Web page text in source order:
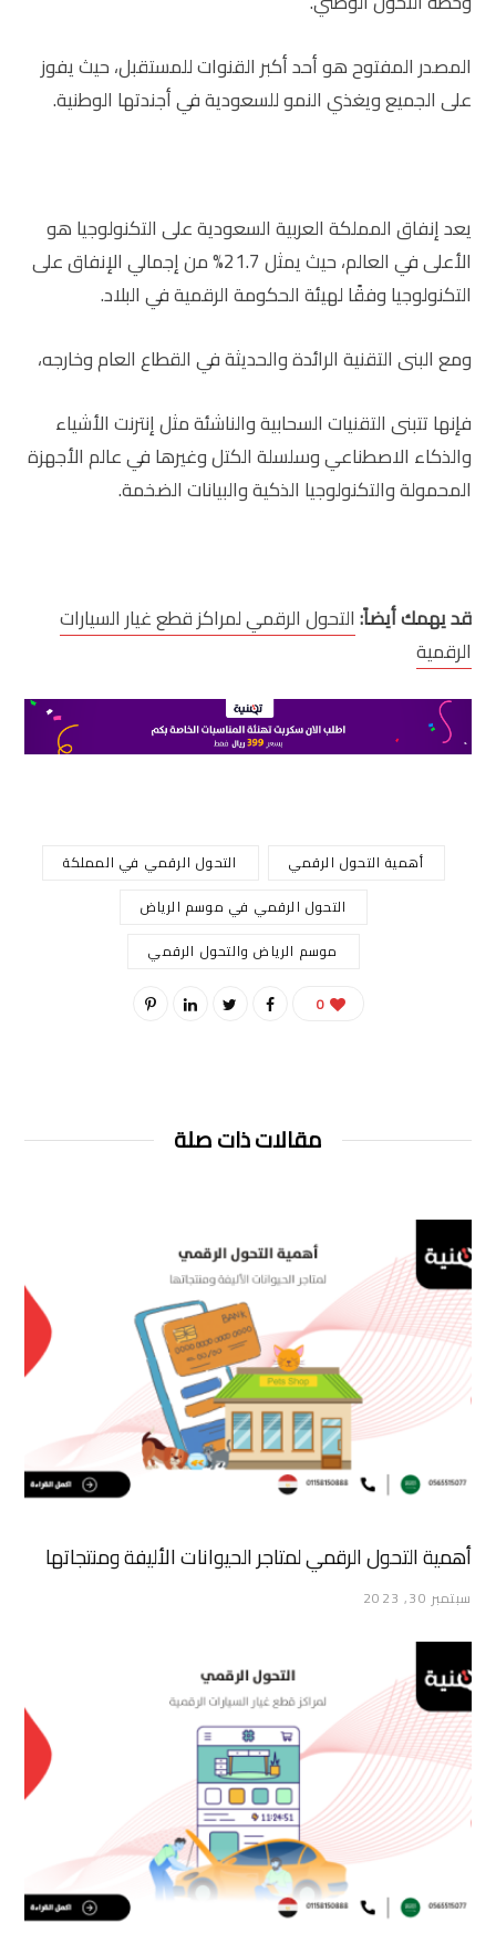
المصدر المفتوح هو أحد أكبر القنوات للمستقبل، حيث يفوز
على الجميع ويغذي النمو للسعودية في أجندتها الوطنية.
يعد إنفاق المملكة العربية السعودية على التكنولوجيا هو
الأعلى في العالم، حيث يمثل 21.7% من إجمالي الإنفاق على
التكنولوجيا وفقًا لهيئة الحكومة الرقمية في البلاد.
ومع البنى التقنية الرائدة والحديثة في القطاع العام وخارجه،
فإنها تتبنى التقنيات السحابية والناشئة مثل إنترنت الأشياء
والذكاء الاصطناعي وسلسلة الكتل وغيرها في عالم الأجهزة
المحمولة والتكنولوجيا الذكية والبيانات الضخمة.
قد يهمك أيضاً:التحول الرقمي لمراكز قطع غيار السيارات
الرقمية
أهمية التحول الرقمي
التحول الرقمي في المملكة
التحول الرقمي في موسم الرياض
موسم الرياض والتحول الرقمي
0
مقالات ذات صلة
أهمية التحول الرقمي لمتاجر الحيوانات الأليفة ومنتجاتها
سبتمبر 30, 2023